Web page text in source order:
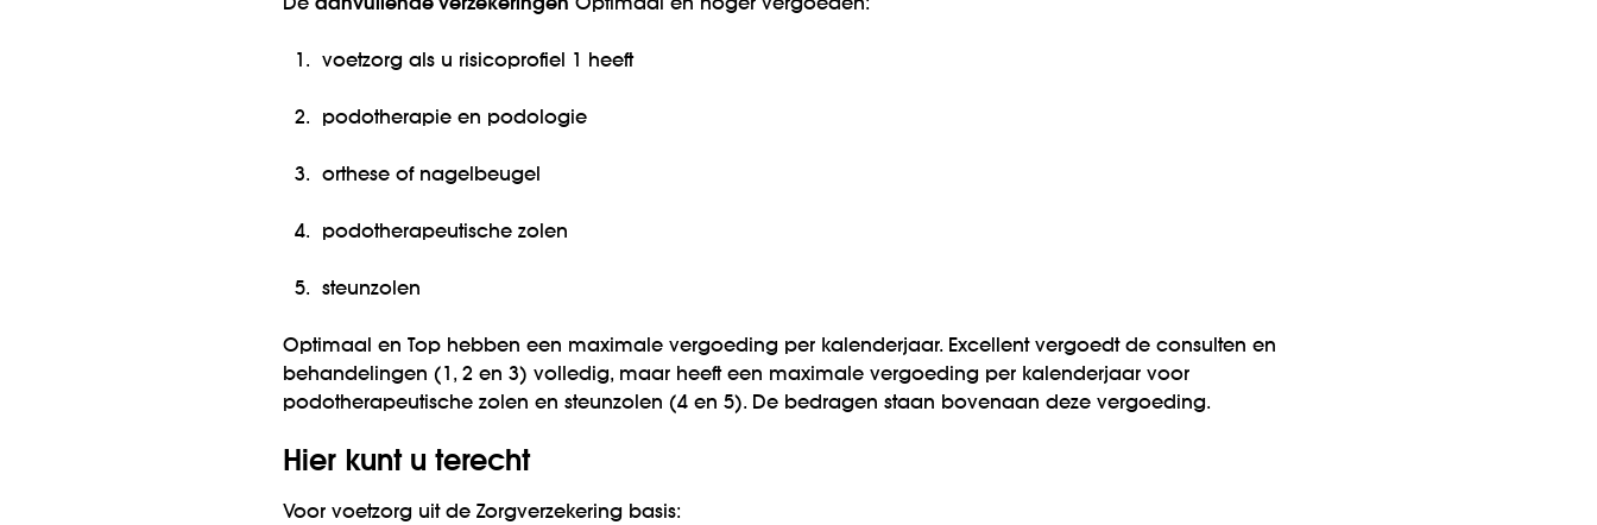
De aanvullende verzekeringen Optimaal en hoger vergoeden:
1. voetzorg als u risicoprofiel 1 heeft
2. podotherapie en podologie
3. orthese of nagelbeugel
4. podotherapeutische zolen
5. steunzolen
Optimaal en Top hebben een maximale vergoeding per kalenderjaar. Excellent vergoedt de consulten en
behandelingen (1, 2 en 3) volledig, maar heeft een maximale vergoeding per kalenderjaar voor
podotherapeutische zolen en steunzolen (4 en 5). De bedragen staan bovenaan deze vergoeding.
Hier kunt u terecht
Voor voetzorg uit de Zorgverzekering basis: